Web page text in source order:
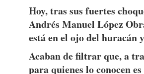
Hoy, tras sus fuertes
Andrés Manuel López
está en el ojo del huracán
Acaban de filtrar que, a
para quienes lo conocen